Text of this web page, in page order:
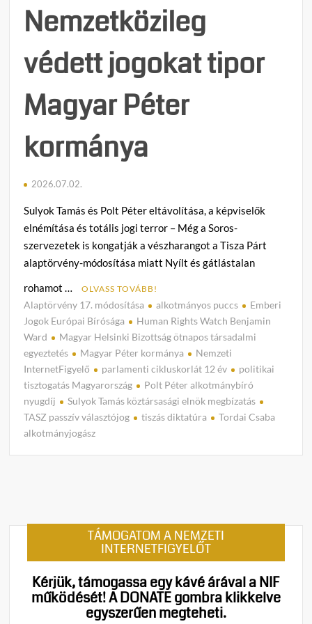
Nemzetközileg
védett jogokat tipor
Magyar Péter
kormánya
2026.07.02.
Sulyok Tamás és Polt Péter eltávolítása, a képviselők
elnémítása és totális jogi terror – Még a Soros-
szervezetek is kongatják a vészharangot a Tisza Párt
alaptörvény-módosítása miatt Nyílt és gátlástalan
rohamot …
OLVASS TOVÁBB!
Alaptörvény 17. módosítása alkotmányos puccs
Emberi
Jogok Európai Bírósága
Human Rights Watch Benjamin
Ward
Magyar Helsinki Bizottság ötnapos társadalmi
egyeztetés
Magyar Péter kormánya
Nemzeti
InternetFigyelő
parlamenti cikluskorlát 12 év
politikai
tisztogatás Magyarország
Polt Péter alkotmánybíró
nyugdíj
Sulyok Tamás köztársasági elnök megbízatás
TASZ passzív választójog
tiszás diktatúra
Tordai Csaba
alkotmányjogász
TÁMOGATOM A NEMZETI
INTERNETFIGYELŐT
Kérjük, támogassa egy kávé árával a NIF
működését!A DONATE gombra klikkelve
egyszerűen megteheti.